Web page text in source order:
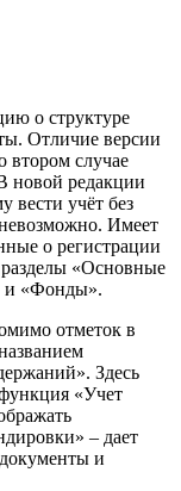
о структуре
Отличие версии
втором случае
новой редакции
вести учёт без
Имеет
о регистрации
«Основные
и «Фонды».
отметок в
Здесь
«Учет
– дает
и